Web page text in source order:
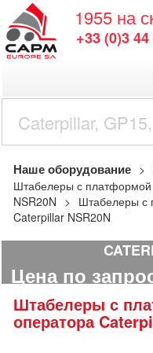
1955 на
+33 (0)3
Наше оборудование
Штабелеры с платформой
NSR20N
Штабелеры с
Caterpillar NSR20N
Цена по
Штабелеры с платформой для
оператора